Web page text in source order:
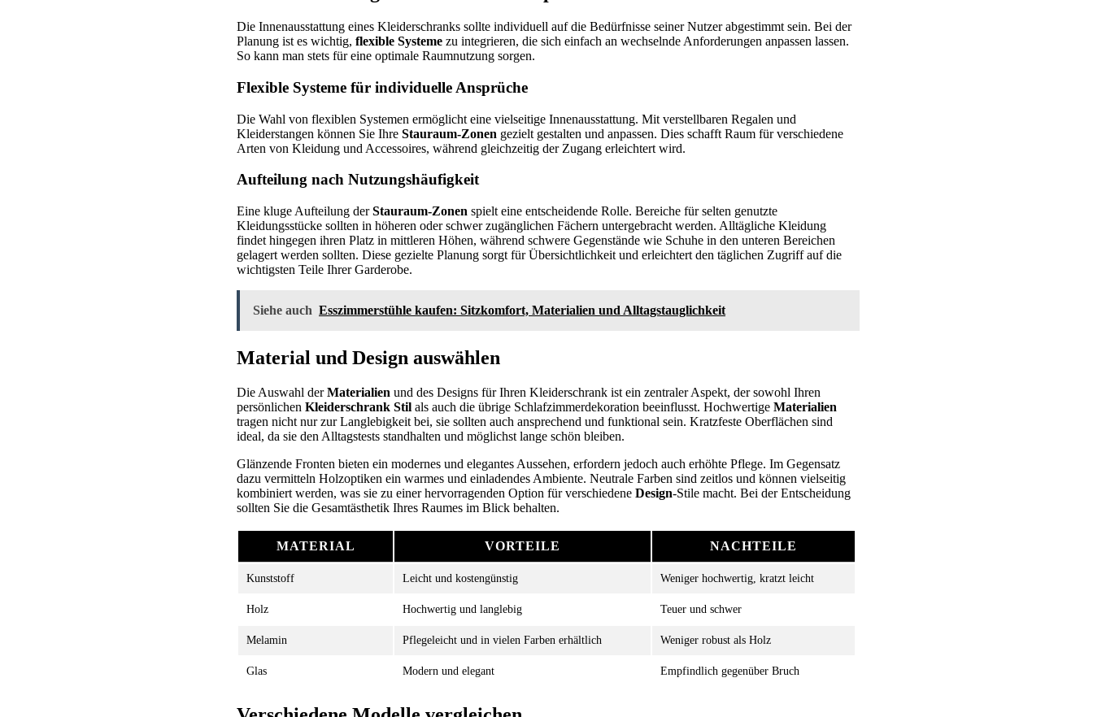
Die Innenausstattung eines Kleiderschranks sollte individuell auf die Bedürfnisse seiner Nutzer abgestimmt sein. Bei der
Planung ist es wichtig, flexible Systeme zu integrieren, die sich einfach an wechselnde Anforderungen anpassen lassen.
So kann man stets für eine optimale Raumnutzung sorgen.
Flexible Systeme für individuelle Ansprüche
Die Wahl von flexiblen Systemen ermöglicht eine vielseitige Innenausstattung. Mit verstellbaren Regalen und
Kleiderstangen können Sie Ihre Stauraum-Zonen gezielt gestalten und anpassen. Dies schafft Raum für verschiedene
Arten von Kleidung und Accessoires, während gleichzeitig der Zugang erleichtert wird.
Aufteilung nach Nutzungshäufigkeit
Eine kluge Aufteilung derStauraum-Zonen spielt eine entscheidende Rolle. Bereiche für selten genutzte
Kleidungsstücke sollten in höheren oder schwer zugänglichen Fächern untergebracht werden. Alltägliche Kleidung
findet hingegen ihren Platz in mittleren Höhen, während schwere Gegenstände wie Schuhe in den unteren Bereichen
gelagert werden sollten. Diese gezielte Planung sorgt für Übersichtlichkeit und erleichtert den täglichen Zugriff auf die
wichtigsten Teile Ihrer Garderobe.
Siehe auch Esszimmerstühle kaufen: Sitzkomfort, Materialien und Alltagstauglichkeit
Material und Design auswählen
Die Auswahl derMaterialien und des Designs für Ihren Kleiderschrank ist ein zentraler Aspekt, der sowohl Ihren
persönlichen Kleiderschrank Stil als auch die übrige Schlafzimmerdekoration beeinflusst. Hochwertige Materialien
tragen nicht nur zur Langlebigkeit bei, sie sollten auch ansprechend und funktional sein. Kratzfeste Oberflächen sind
ideal, da sie den Alltagstests standhalten und möglichst lange schön bleiben.
Glänzende Fronten bieten ein modernes und elegantes Aussehen, erfordern jedoch auch erhöhte Pflege. Im Gegensatz
dazu vermitteln Holzoptiken ein warmes und einladendes Ambiente. Neutrale Farben sind zeitlos und können vielseitig
kombiniert werden, was sie zu einer hervorragenden Option für verschiedene Design-Stile macht. Bei der Entscheidung
sollten Sie die Gesamtästhetik Ihres Raumes im Blick behalten.
MATERIAL VORTEILE NACHTEILE
Kunststoff Leicht und kostengünstig Weniger hochwertig, kratzt leicht
Holz Hochwertig und langlebig Teuer und schwer
Melamin Pflegeleicht und in vielen Farben erhältlich Weniger robust als Holz
Glas Modern und elegant Empfindlich gegenüber Bruch